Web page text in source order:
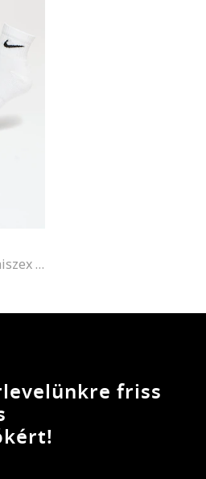
Everyday Cush Dri-Fit uniszex bokazokni szett - 3 pár, Fehér
friss